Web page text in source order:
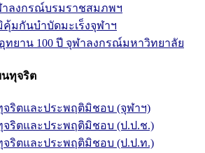
ลงกรณ์บรมราชสมภพฯ
มกันบำบัดมะเร็งจุฬาฯ
ทยาน 100 ปี จุฬาลงกรณ์มหาวิทยาลัย
นทุจริต
จริตและประพฤติมิชอบ (จุฬาฯ)
จริตและประพฤติมิชอบ (ป.ป.ช.)
จริตและประพฤติมิชอบ (ป.ป.ท.)